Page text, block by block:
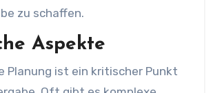
zu schaffen.
Aspekte
Planung ist ein kritischer Punkt